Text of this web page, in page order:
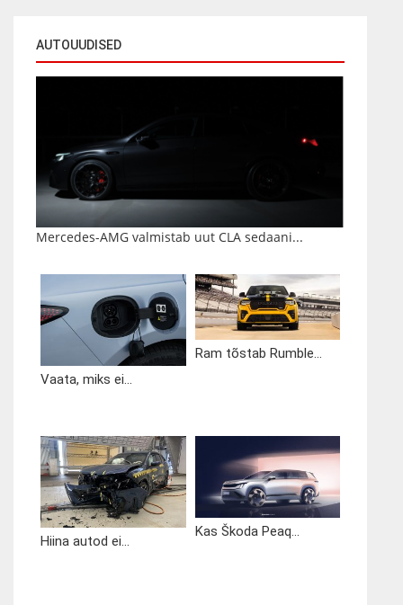
AUTOUUDISED
Mercedes-AMG valmistab uut CLA sedaani...
Vaata, miks ei...
Ram tõstab Rumble...
Hiina autod ei...
Kas Škoda Peaq...